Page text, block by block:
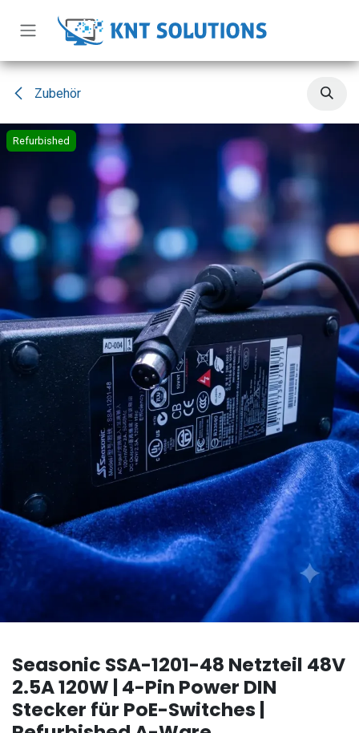
Zubehör
Refurbished
Seasonic SSA-1201-48 Netzteil 48V
2.5A 120W | 4-Pin Power DIN
Stecker für PoE-Switches |